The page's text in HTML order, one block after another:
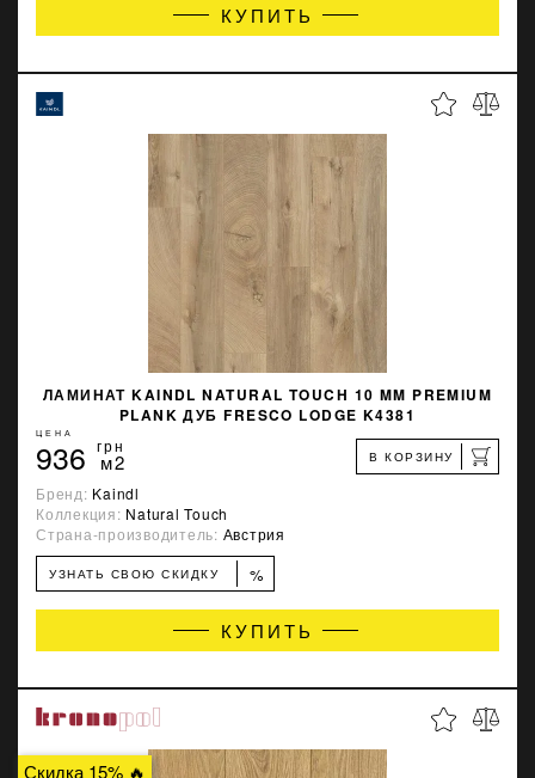
КУПИТЬ
ЛАМИНАТ KAINDL NATURAL TOUCH 10 MM PREMIUM
PLANK ДУБ FRESCO LODGE K4381
ЦЕНА
936 грн
м2 В КОРЗИНУ
Бренд: Kaindl
Коллекция: Natural Touch
Страна-производитель: Австрия
УЗНАТЬ СВОЮ СКИДКУ %
КУПИТЬ
Скидка 15% 🔥